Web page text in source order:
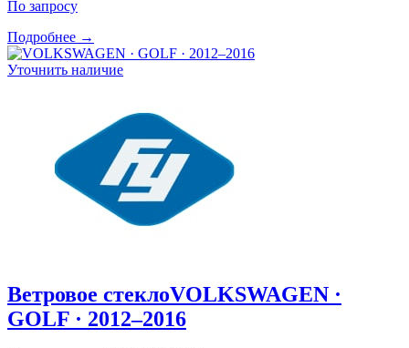
По запросу
Подробнее →
Уточнить наличие
Ветровое стеклоVOLKSWAGEN ·
GOLF · 2012–2016